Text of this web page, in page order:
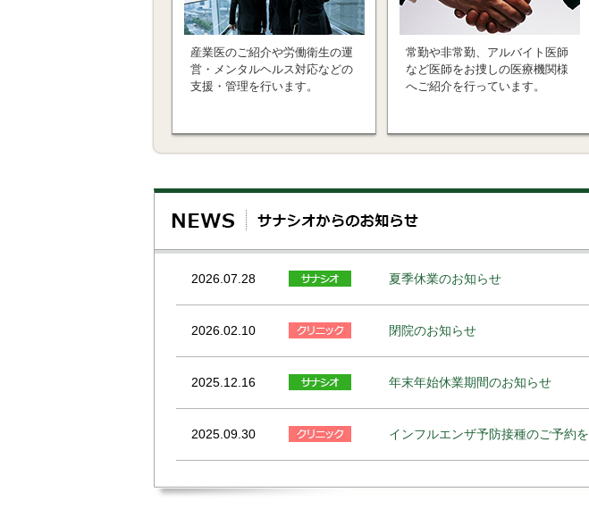
産業医のご紹介や労働衛生の運
営・メンタルヘルス対応などの
支援・管理を行います。
常勤や非常勤、アルバイト医師
など医師をお捜しの医療機関様
へご紹介を行っています。
2026.07.28 夏季休業のお知らせ
2026.02.10 閉院のお知らせ
2025.12.16 年末年始休業期間のお知らせ
2025.09.30 インフルエンザ予防接種のご予約